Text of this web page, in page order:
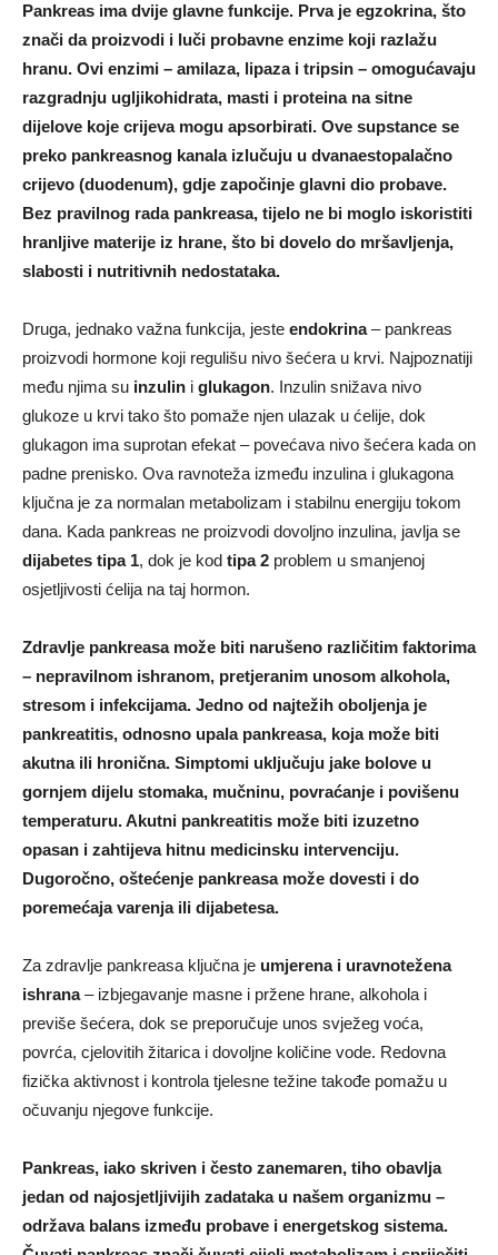
Pankreas ima dvije glavne funkcije. Prva je egzokrina, što
znači da proizvodi i luči probavne enzime koji razlažu
hranu. Ovi enzimi – amilaza, lipaza i tripsin – omogućavaju
razgradnju ugljikohidrata, masti i proteina na sitne
dijelove koje crijeva mogu apsorbirati. Ove supstance se
preko pankreasnog kanala izlučuju u dvanaestopalačno
crijevo (duodenum), gdje započinje glavni dio probave.
Bez pravilnog rada pankreasa, tijelo ne bi moglo iskoristiti
hranljive materije iz hrane, što bi dovelo do mršavljenja,
slabosti i nutritivnih nedostataka.
Druga, jednako važna funkcija, jeste endokrina– pankreas
proizvodi hormone koji regulišu nivo šećera u krvi. Najpoznatiji
među njima su inzulin i glukagon. Inzulin snižava nivo
glukoze u krvi tako što pomaže njen ulazak u ćelije, dok
glukagon ima suprotan efekat – povećava nivo šećera kada on
padne prenisko. Ova ravnoteža između inzulina i glukagona
ključna je za normalan metabolizam i stabilnu energiju tokom
dana. Kada pankreas ne proizvodi dovoljno inzulina, javlja se
dijabetes tipa 1, dok je kod tipa 2 problem u smanjenoj
osjetljivosti ćelija na taj hormon.
Zdravlje pankreasa može biti narušeno različitim faktorima
– nepravilnom ishranom, pretjeranim unosom alkohola,
stresom i infekcijama. Jedno od najtežih oboljenja je
pankreatitis, odnosno upala pankreasa, koja može biti
akutna ili hronična. Simptomi uključuju jake bolove u
gornjem dijelu stomaka, mučninu, povraćanje i povišenu
temperaturu. Akutni pankreatitis može biti izuzetno
opasan i zahtijeva hitnu medicinsku intervenciju.
Dugoročno, oštećenje pankreasa može dovesti i do
poremećaja varenja ili dijabetesa.
Za zdravlje pankreasa ključna je umjerena i uravnotežena
ishrana– izbjegavanje masne i pržene hrane, alkohola i
previše šećera, dok se preporučuje unos svježeg voća,
povrća, cjelovitih žitarica i dovoljne količine vode. Redovna
fizička aktivnost i kontrola tjelesne težine takođe pomažu u
očuvanju njegove funkcije.
Pankreas, iako skriven i često zanemaren, tiho obavlja
jedan od najosjetljivijih zadataka u našem organizmu –
održava balans između probave i energetskog sistema.